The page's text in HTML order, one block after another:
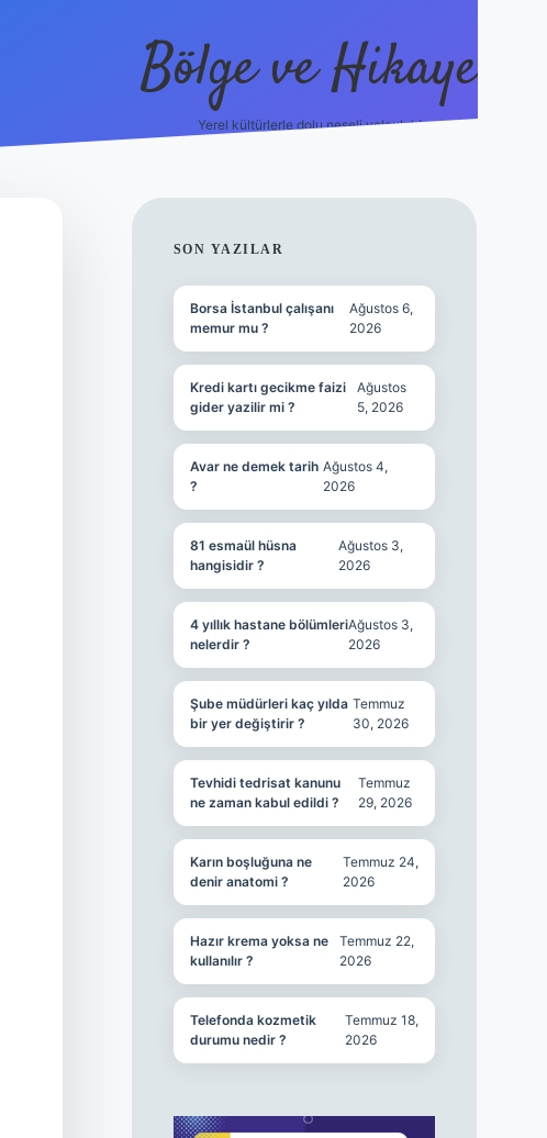
Bölge ve Hikaye
Yerel kültürlerle dolu neşeli yolculuk!
SIDEBAR
SON YAZILAR
Borsa İstanbul çalışanı
memur mu ?
Ağustos 6,
2026
Kredi kartı gecikme faizi
gider yazilir mi ?
Ağustos
5, 2026
Avar ne demek tarih
?
Ağustos 4,
2026
81 esmaül hüsna
hangisidir ?
Ağustos 3,
2026
4 yıllık hastane bölümleri
nelerdir ?
Ağustos 3,
2026
Şube müdürleri kaç yılda
bir yer değiştirir ?
Temmuz
30, 2026
Tevhidi tedrisat kanunu
ne zaman kabul edildi ?
Temmuz
29, 2026
Karın boşluğuna ne
denir anatomi ?
Temmuz 24,
2026
Hazır krema yoksa ne
kullanılır ?
Temmuz 22,
2026
Telefonda kozmetik
durumu nedir ?
Temmuz 18,
2026
grand opera